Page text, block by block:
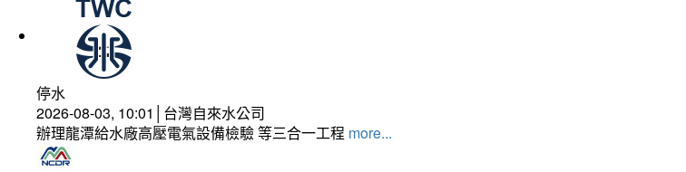
停水
2026-08-03, 10:01│台灣自來水公司
辦理龍潭給水廠高壓電氣設備檢驗 等三合一工程 more...